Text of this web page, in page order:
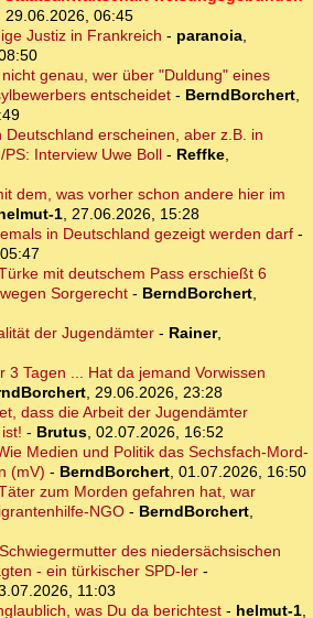
29.06.2026, 06:45
Justiz in Frankreich - paranoia,
genau, wer über "Duldung" eines
entscheidet - BerndBorchert,
Deutschland erscheinen, aber z.B. in
Interview Uwe Boll - Reffke,
dem, was vorher schon andere hier im
1, 27.06.2026, 15:28
in Deutschland gezeigt werden darf-
mit deutschem Pass erschießt 6
Sorgerecht - BerndBorchert,
der Jugendämter- Rainer,
3 Tagen ... Hat da jemand Vorwissen
, 29.06.2026, 23:28
dass die Arbeit der Jugendämter
- Brutus, 02.07.2026, 16:52
Medien und Politik das Sechsfach-Mord-
(mV) - BerndBorchert, 01.07.2026, 16:50
zum Morden gefahren hat, war
NGO - BerndBorchert,
des niedersächsischen
- ein türkischer SPD-ler -
11:03
was Du da berichtest- helmut-1,